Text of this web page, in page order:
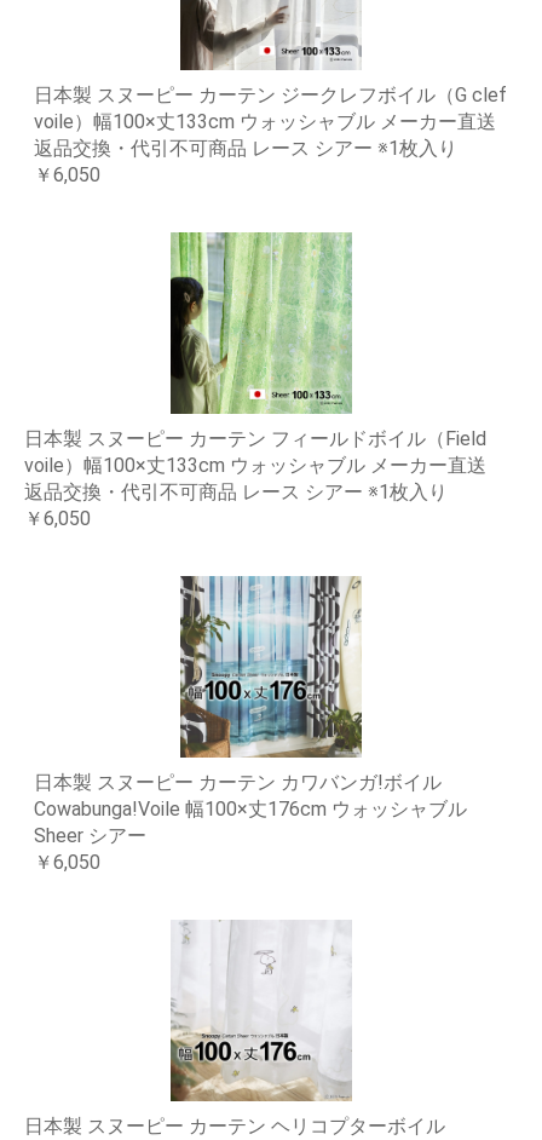
日本製 スヌーピー カーテン ジークレフボイル（G clef
voile）幅100×丈133cm ウォッシャブル メーカー直送
返品交換・代引不可商品 レース シアー ※1枚入り
￥6,050
日本製 スヌーピー カーテン フィールドボイル（Field
voile）幅100×丈133cm ウォッシャブル メーカー直送
返品交換・代引不可商品 レース シアー ※1枚入り
￥6,050
日本製 スヌーピー カーテン カワバンガ!ボイル
Cowabunga!Voile 幅100×丈176cm ウォッシャブル
Sheer シアー
￥6,050
日本製 スヌーピー カーテン ヘリコプターボイル